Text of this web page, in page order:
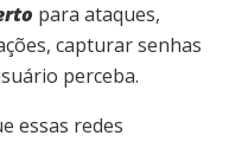
para ataques,
capturar senhas
perceba.
essas redes